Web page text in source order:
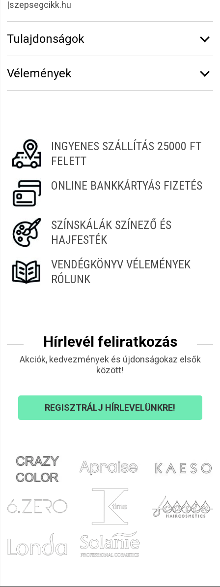
|szepsegcikk.hu
Tulajdonságok
Vélemények
INGYENES SZÁLLÍTÁS 25000 FT
FELETT
ONLINE BANKKÁRTYÁS FIZETÉS
SZÍNSKÁLÁK SZÍNEZŐ ÉS
HAJFESTÉK
VENDÉGKÖNYV VÉLEMÉNYEK
RÓLUNK
Hírlevél feliratkozás
Akciók, kedvezmények és újdonságokaz elsők
között!
REGISZTRÁLJ HÍRLEVELÜNKRE!